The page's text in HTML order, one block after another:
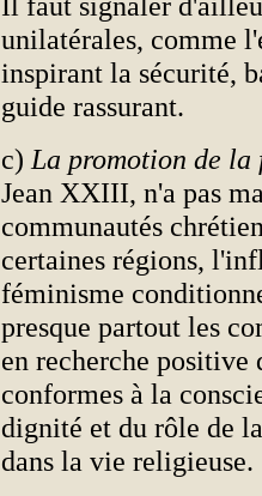
unilatérales, comme
inspirant la sécurité,
guide rassurant.
c) La promotion de la
Jean XXIII, n'a pas
communautés
certaines régions,
féminisme
presque partout les
en recherche positive
conformes à la
dignité et du rôle de
dans la vie religieuse.